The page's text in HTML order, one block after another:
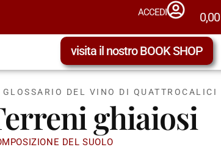
ACCEDI 0,00
visita il nostro BOOK SHOP
DEL VINO DI QUATTROCALICI
ghiaiosi
DEL SUOLO